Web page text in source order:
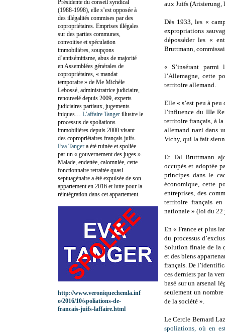
aux Juifs (Arisierung,
Dès 1933, les «
expropriations
déposséder les «
Bruttmann,
« S’insérant parmi
l’Allemagne, cette
territoire allemand.
Elle « s’est peu à peu
l’influence du IIIe
territoire français, à
allemand nazi dans
Vichy, qui la fait
Et Tal Bruttmann
occupés et adoptée
principes dans le
économique, cette
entreprises, des
territoire français
nationale » (loi du
En « France et plus
du processus
Solution finale de la
et des biens
français. De
ces derniers par la
basé sur un arsenal
seulement un
de la société ».
Le Cercle Bernard
spoliations, où en
Présidente du conseil syndical
(1988-1998), elle s’est opposée à
des illégalités commises par des
copropriétaires. Emprises illégales
sur des parties communes,
convoitise et spéculation
immobilières, soupçons
d’antisémitisme, abus de majorité
en Assemblées générales de
copropriétaires, « mandat
temporaire » de Me Michèle
Lebossé, administratrice judiciaire,
renouvelé depuis 2009, experts
judiciaires partiaux, jugements
iniques… L’affaire Tanger illustre le
processus de spoliations
immobilières depuis 2000 visant
des copropriétaires français juifs.
Eva Tanger a été ruinée et spoliée
par un « gouvernement des juges ».
Malade, endettée, calomniée, cette
fonctionnaire retraitée quasi-
septuagénaire a été expulsée de son
appartement en 2016 et lutte pour la
réintégration dans cet appartement.
http://www.veroniquechemla.inf
o/2016/10/spoliations-de-
francais-juifs-laffaire.html